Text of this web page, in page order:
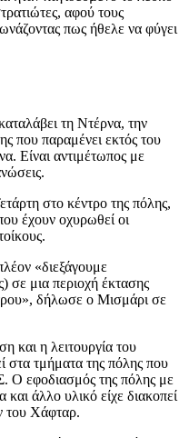
αφού τους
πως ήθελε να φύγει
τη Ντέρνα, την
που παραμένει εκτός του
Είναι αντιμέτωπος με
στο κέντρο της πόλης,
έχουν οχυρωθεί οι
«διεξάγουμε
σε μια περιοχή έκτασης
δήλωσε ο Μισμάρι σε
και η λειτουργία του
στα τμήματα της πόλης που
Ο εφοδιασμός της πόλης με
άλλο υλικό είχε διακοπεί
του Χάφταρ.